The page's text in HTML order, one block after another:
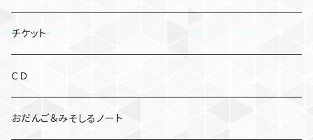
チケット
ＣＤ
おだんご＆みそしるノート